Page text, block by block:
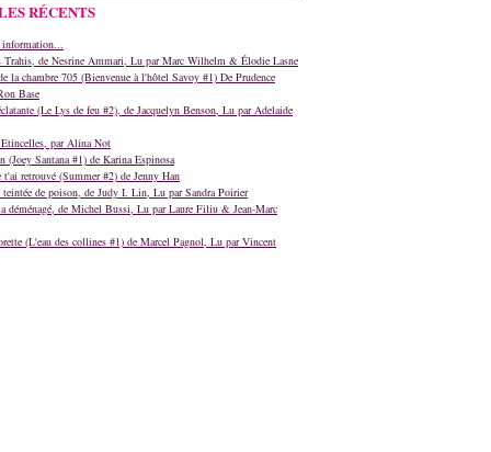
RÉCENTS
Trahis, de Nesrine Ammari, Lu par Marc Wilhelm & Élodie Lasne
la chambre 705 (Bienvenue à l'hôtel Savoy #1) De Prudence
Base
(Le Lys de feu #2), de Jacquelyn Benson, Lu par Adelaide
par Alina Not
(Joey Santana #1) de Karina Espinosa
retrouvé (Summer #2) de Jenny Han
teintée de poison, de Judy I. Lin, Lu par Sandra Poirier
déménagé, de Michel Bussi, Lu par Laure Filiu & Jean-Marc
(L'eau des collines #1) de Marcel Pagnol, Lu par Vincent